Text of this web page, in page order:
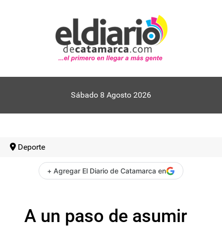
Sábado 8 Agosto 2026
Deporte
+ Agregar El Diario de Catamarca en
A un paso de asumir